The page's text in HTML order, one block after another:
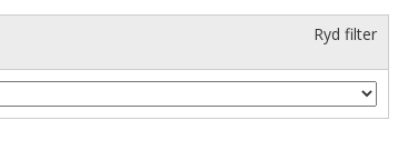
Ryd filter